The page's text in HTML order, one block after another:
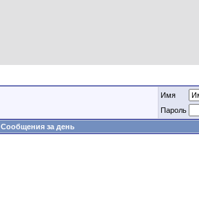
Имя
Пароль
Сообщения за день